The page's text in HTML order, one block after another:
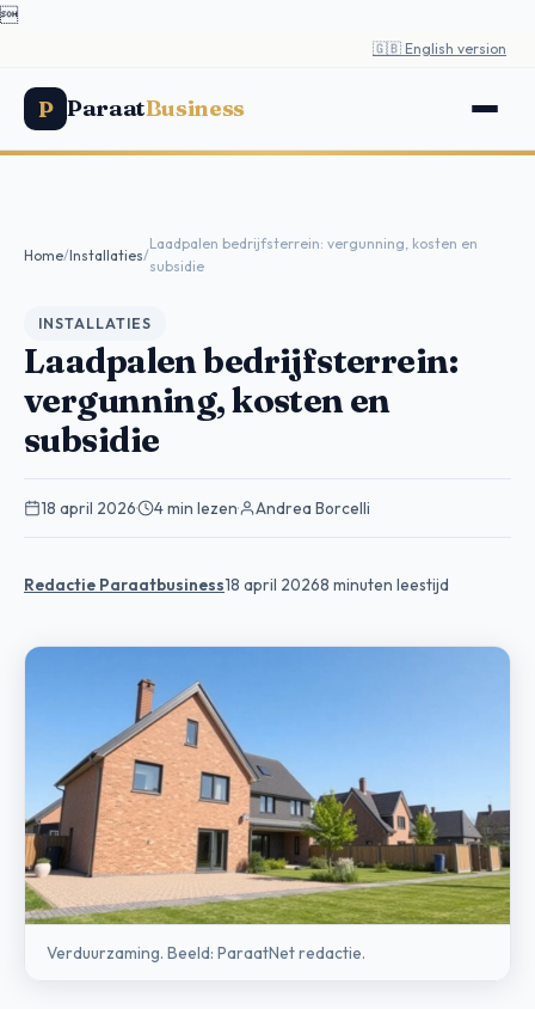

🇬🇧 English version
P ParaatBusiness
Home/Installaties/
Laadpalen bedrijfsterrein: vergunning, kosten en
subsidie
INSTALLATIES
Laadpalen bedrijfsterrein:
vergunning, kosten en
subsidie
18 april 2026· 4 min lezen· Andrea Borcelli
Redactie Paraatbusiness18 april 20268 minuten leestijd
Verduurzaming. Beeld: ParaatNet redactie.